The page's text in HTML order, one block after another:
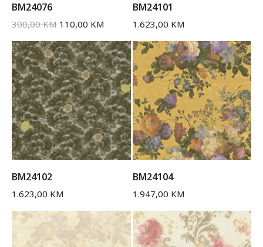
BM24076
300,00KM 110,00 KM
BM24101
1.623,00 KM
BM24102
1.623,00 KM
BM24104
1.947,00 KM